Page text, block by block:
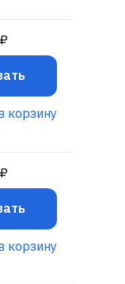
корзину
корзину